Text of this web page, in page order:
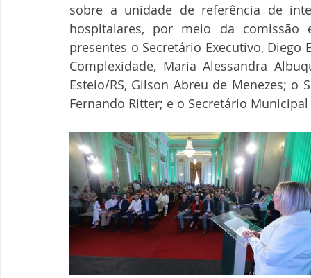
sobre a unidade de referência de
hospitalares, por meio da comissão
presentes o Secretário Executivo, Diego
Complexidade, Maria Alessandra
Esteio/RS, Gilson Abreu de Menezes; o
Fernando Ritter; e o Secretário